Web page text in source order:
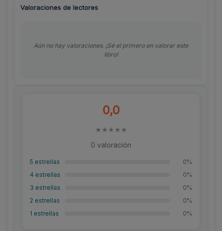
0,0
★ ★ ★ ★ ★
0 valoración
5 estrellas
0%
4 estrellas
0%
3 estrellas
0%
2 estrellas
0%
1 estrellas
0%
Valoraciones de lectores
Aún no hay valoraciones. ¡Sé el primero en valorar este
libro!